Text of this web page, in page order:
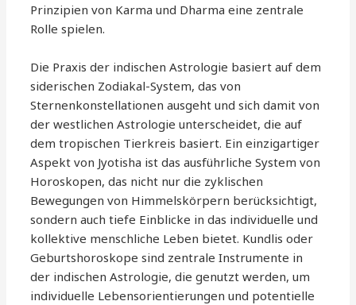
Prinzipien von Karma und Dharma eine zentrale
Rolle spielen.
Die Praxis der indischen Astrologie basiert auf dem
siderischen Zodiakal-System, das von
Sternenkonstellationen ausgeht und sich damit von
der westlichen Astrologie unterscheidet, die auf
dem tropischen Tierkreis basiert. Ein einzigartiger
Aspekt von Jyotisha ist das ausführliche System von
Horoskopen, das nicht nur die zyklischen
Bewegungen von Himmelskörpern berücksichtigt,
sondern auch tiefe Einblicke in das individuelle und
kollektive menschliche Leben bietet. Kundlis oder
Geburtshoroskope sind zentrale Instrumente in
der indischen Astrologie, die genutzt werden, um
individuelle Lebensorientierungen und potentielle